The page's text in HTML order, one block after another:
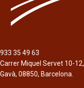
933 35 49 63
Carrer Miquel Servet 10-12,
Gavà, 08850, Barcelona.